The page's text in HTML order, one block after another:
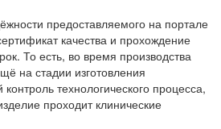
предоставляемого на портале
качества и прохождение
То есть, во время производства
на стадии изготовления
технологического процесса,
проходит клинические